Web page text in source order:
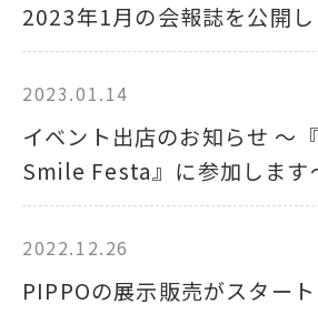
2023年1月の会報誌を公開し
2023.01.14
イベント出店のお知らせ ～
Smile Festa』に参加します
2022.12.26
PIPPOの展示販売がスタート